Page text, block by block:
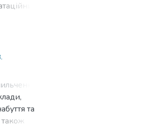
зі
згідно з
та
також